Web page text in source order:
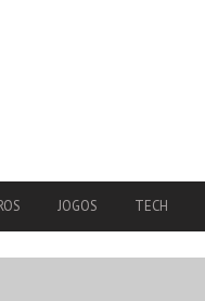
JOGOS TECH